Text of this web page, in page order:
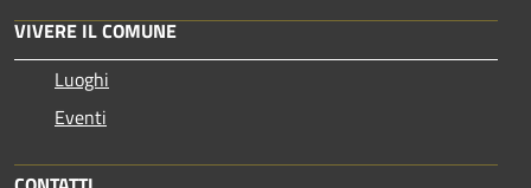
VIVERE IL COMUNE
Luoghi
Eventi